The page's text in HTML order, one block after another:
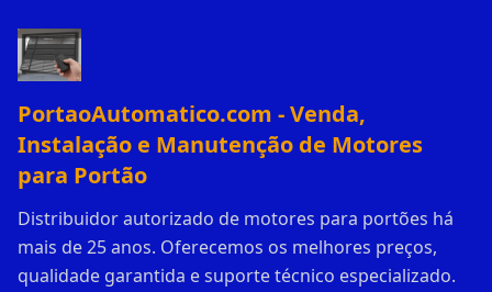
PortaoAutomatico.com - Venda,
Instalação e Manutenção de Motores
para Portão
Distribuidor autorizado de motores para portões há
mais de 25 anos. Oferecemos os melhores preços,
qualidade garantida e suporte técnico especializado.